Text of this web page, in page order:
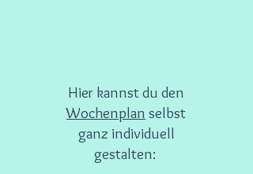
Hier kannst du den
Wochenplan selbst
ganz individuell
gestalten: